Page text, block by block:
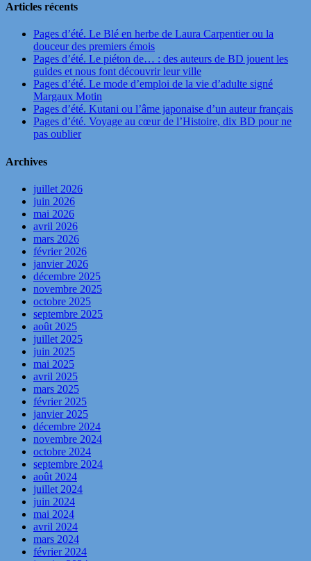
Articles récents
Pages d’été. Le Blé en herbe de Laura Carpentier ou la
douceur des premiers émois
Pages d’été. Le piéton de… : des auteurs de BD jouent les
guides et nous font découvrir leur ville
Pages d’été. Le mode d’emploi de la vie d’adulte signé
Margaux Motin
Pages d’été. Kutani ou l’âme japonaise d’un auteur français
Pages d’été. Voyage au cœur de l’Histoire, dix BD pour ne
pas oublier
Archives
juillet 2026
juin 2026
mai 2026
avril 2026
mars 2026
février 2026
janvier 2026
décembre 2025
novembre 2025
octobre 2025
septembre 2025
août 2025
juillet 2025
juin 2025
mai 2025
avril 2025
mars 2025
février 2025
janvier 2025
décembre 2024
novembre 2024
octobre 2024
septembre 2024
août 2024
juillet 2024
juin 2024
mai 2024
avril 2024
mars 2024
février 2024